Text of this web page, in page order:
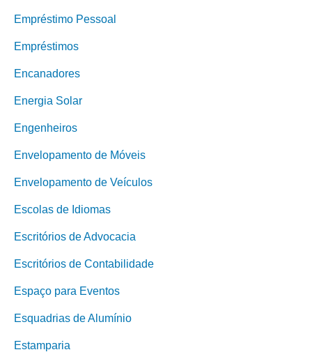
Empréstimo Pessoal
Empréstimos
Encanadores
Energia Solar
Engenheiros
Envelopamento de Móveis
Envelopamento de Veículos
Escolas de Idiomas
Escritórios de Advocacia
Escritórios de Contabilidade
Espaço para Eventos
Esquadrias de Alumínio
Estamparia